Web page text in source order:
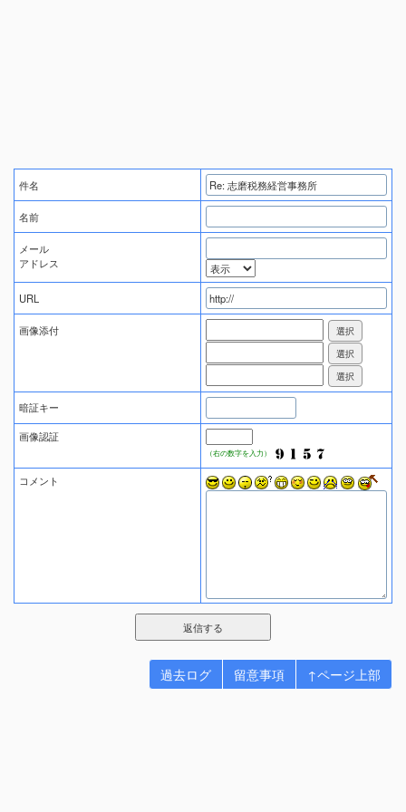
件名
名前
メール
アドレス
URL
画像添付
暗証キー
画像認証
（右の数字を入力）
コメント
過去ログ 留意事項 ↑ページ上部